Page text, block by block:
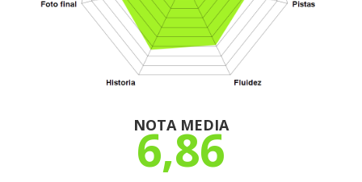
NOTA MEDIA
6,86